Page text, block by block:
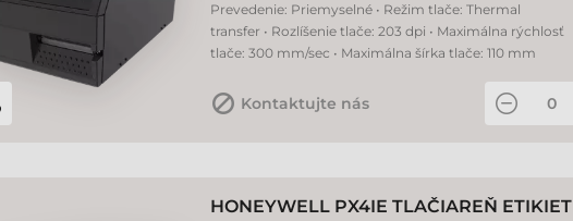
Prevedenie: Priemyselné • Režim tlače: Thermal
transfer • Rozlíšenie tlače: 203 dpi • Maximálna rýchlosť
tlače: 300 mm/sec • Maximálna šírka tlače: 110 mm
Kontaktujte nás
HONEYWELL PX4IE TLAČIAREŇ ETIKIET